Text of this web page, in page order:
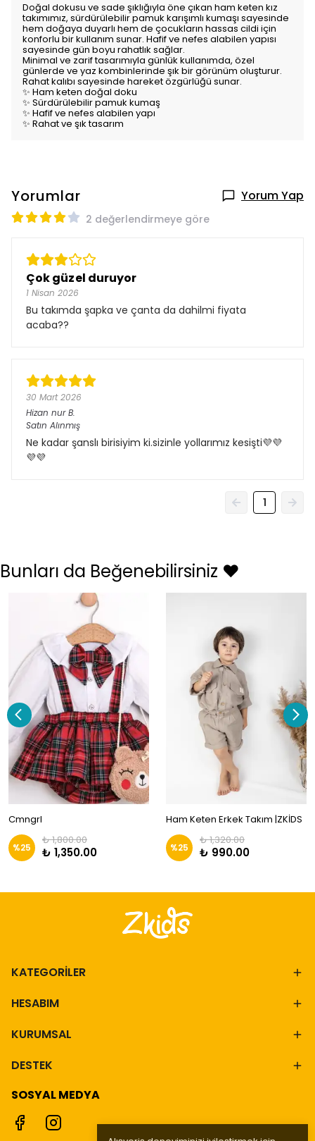
Doğal dokusu ve sade şıklığıyla öne çıkan ham keten kız
takımımız, sürdürülebilir pamuk karışımlı kumaşı sayesinde
hem doğaya duyarlı hem de çocukların hassas cildi için
konforlu bir kullanım sunar. Hafif ve nefes alabilen yapısı
sayesinde gün boyu rahatlık sağlar.
Minimal ve zarif tasarımıyla günlük kullanımda, özel
günlerde ve yaz kombinlerinde şık bir görünüm oluşturur.
Rahat kalıbı sayesinde hareket özgürlüğü sunar.
✨ Ham keten doğal doku
✨ Sürdürülebilir pamuk kumaş
✨ Hafif ve nefes alabilen yapı
✨ Rahat ve şık tasarım
Yorumlar Yorum Yap
2 değerlendirmeye göre
Çok güzel duruyor
1 Nisan 2026
Bu takımda şapka ve çanta da dahilmi fiyata
acaba??
30 Mart 2026
Hizan nurB.
Satın Alınmış
Ne kadar şanslı birisiyim ki.sizinle yollarımız kesişti💜💜
💜💜
1
Bunları da Beğenebilirsiniz ❤️
Cmngrl
%25
₺ 1,800.00
₺ 1,350.00
Ham Keten Erkek Takım |ZKİDS
%25
₺ 1,320.00
₺ 990.00
KATEGORİLER
HESABIM
KURUMSAL
DESTEK
SOSYAL MEDYA